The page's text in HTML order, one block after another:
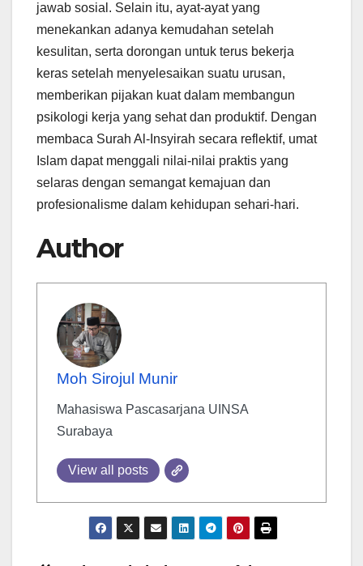
jawab sosial. Selain itu, ayat-ayat yang
menekankan adanya kemudahan setelah
kesulitan, serta dorongan untuk terus bekerja
keras setelah menyelesaikan suatu urusan,
memberikan pijakan kuat dalam membangun
psikologi kerja yang sehat dan produktif. Dengan
membaca Surah Al-Insyirah secara reflektif, umat
Islam dapat menggali nilai-nilai praktis yang
selaras dengan semangat kemajuan dan
profesionalisme dalam kehidupan sehari-hari.
Author
Moh Sirojul Munir
Mahasiswa Pascasarjana UINSA
Surabaya
View all posts